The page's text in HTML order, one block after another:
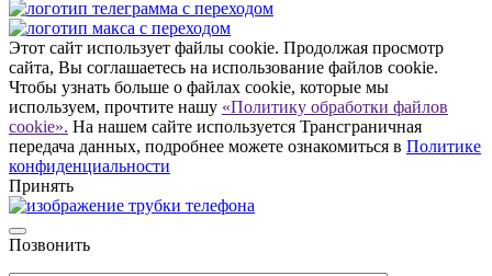
Этот сайт использует файлы cookie. Продолжая просмотр
сайта, Вы соглашаетесь на использование файлов cookie.
Чтобы узнать больше о файлах cookie, которые мы
используем, прочтите нашу «Политику обработки файлов
cookie». На нашем сайте используется Трансграничная
передача данных, подробнее можете ознакомиться в Политике
конфиденциальности
Принять
Позвонить